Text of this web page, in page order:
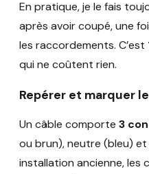
En pratique, je le fais
après avoir coupé, une
les raccordements. C’est
qui ne coûtent rien.
Repérer et marquer
Un câble comporte 3
ou brun), neutre (bleu)
installation ancienne, les